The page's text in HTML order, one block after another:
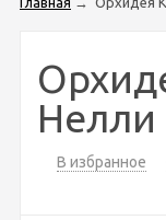
Нелли
В избранное